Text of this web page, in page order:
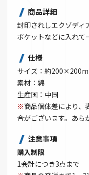
商品詳細
封印されしエクゾディ
ポケットなどに入れて
仕様
サイズ：約
素材：綿
生産国：中国
※商品個体差により、
合がございます。あら
注意事項
購入制限
1会計につき3点まで